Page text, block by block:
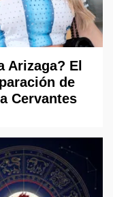
Arizaga? El
de
Cervantes